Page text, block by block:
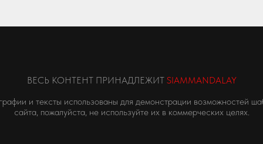
ВЕСЬ КОНТЕНТ ПРИНАДЛЕЖИТ SIAMMANDALAY
и тексты использованы для демонстрации возможностей
сайта, пожалуйста, не используйте их в коммерческих целях.